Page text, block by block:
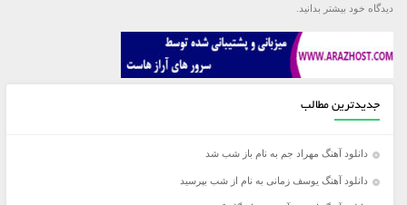
دیدگاه خود بیشتر بدانید.
جدیدترین مطالب
دانلود آهنگ مهراد جم به نام باز شب شد
دانلود آهنگ یوسف زمانی به نام از شب بپرسید